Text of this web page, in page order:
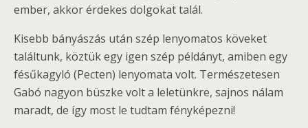
ember, akkor érdekes dolgokat talál.
Kisebb bányászás után szép lenyomatos köveket
találtunk, köztük egy igen szép példányt, amiben egy
fésűkagyló (Pecten) lenyomata volt. Természetesen
Gabó nagyon büszke volt a leletünkre, sajnos nálam
maradt, de így most le tudtam fényképezni!